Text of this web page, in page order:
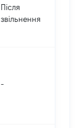
Після
звільнення
-